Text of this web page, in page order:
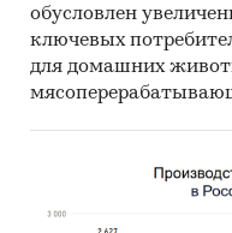
География
РФ, федеральные
мира
Фильтровальные
обусловлен
ключевых
для домашних